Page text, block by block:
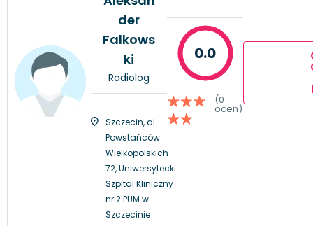
der
Falkows
ki
Radiolog
Szczecin, al.
Powstańców
Wielkopolskich
72, Uniwersytecki
Szpital Kliniczny
nr 2 PUM w
Szczecinie
0.0
(0
ocen)